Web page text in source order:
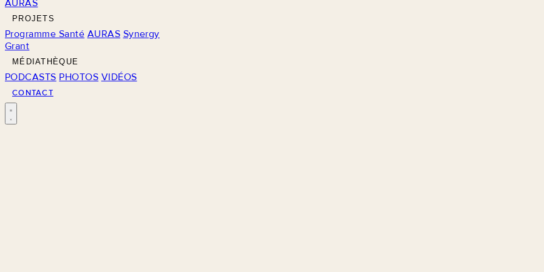
AURAS
PROJETS
Programme Santé AURAS Synergy
Grant
MÉDIATHÈQUE
PODCASTS PHOTOS VIDÉOS
CONTACT